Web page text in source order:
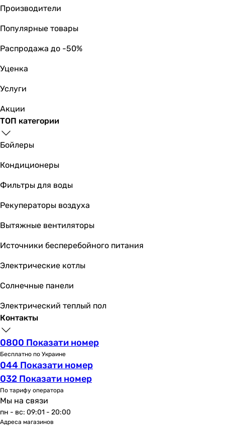
Производители
Популярные товары
Распродажа до -50%
Уценка
Услуги
Акции
ТОП категории
Бойлеры
Кондиционеры
Фильтры для воды
Рекуператоры воздуха
Вытяжные вентиляторы
Источники бесперебойного питания
Электрические котлы
Солнечные панели
Электрический теплый пол
Контакты
0800 Показати номер
Бесплатно по Украине
044 Показати номер
032 Показати номер
По тарифу оператора
Мы на связи
пн - вс: 09:01 - 20:00
Адреса магазинов